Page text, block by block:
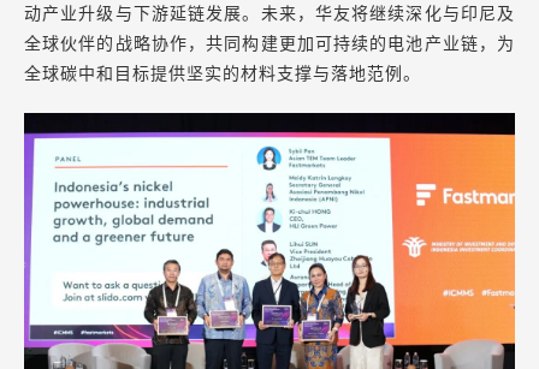
动产业升级与下游延链发展。未来，华友将继续深化与印尼及
全球伙伴的战略协作，共同构建更加可持续的电池产业链，为
全球碳中和目标提供坚实的材料支撑与落地范例。